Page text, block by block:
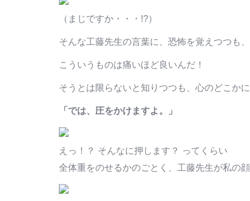
（まじですか・・・!?）
そんな工藤先生の言葉に、恐怖を覚えつつも
こういうものは痛いほど良いんだ！
そうとは限らないと知りつつも、心のどこか
「では、圧をかけますよ。」
えっ！？ そんなに押します？ ってくらい
全体重をのせるかのごとく、工藤先生が私の